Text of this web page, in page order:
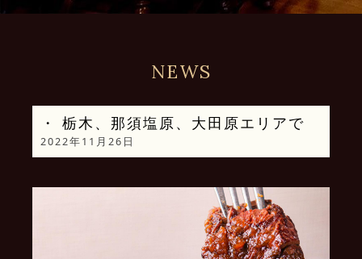
NEWS
・ 栃木、那須塩原、大田原エリアで
2022年11月26日